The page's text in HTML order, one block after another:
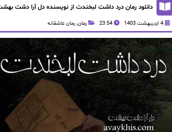
دانلود رمان درد داشت لبخندت از نویسنده دل آرا دشت
4 اردیبهشت 1403 23:54 رمان, رمان عاشقانه